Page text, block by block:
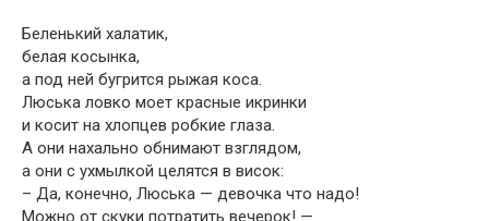
Беленький халатик,
белая косынка,
а под ней бугрится рыжая коса.
Люська ловко моет красные икринки
и косит на хлопцев робкие глаза.
А они нахально обнимают взглядом,
а они с ухмылкой целятся в висок:
– Да, конечно, Люська — девочка что надо!